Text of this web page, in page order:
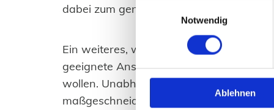
Einwilligungsauswahl
Notwendig
Ablehnen
dabei zum genauen Vorgehen und dem
Ein weiteres, wichtiges Tätigkeitsfeld
geeignete Ansprechpartner, wenn Sie
wollen. Unabhängig davon, ob es sich
maßgeschneidertes Konzept und